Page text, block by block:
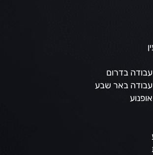
עבודה בדרום
עבודה באר שבע